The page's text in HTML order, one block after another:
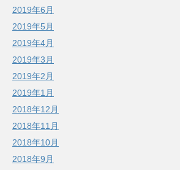
2019年6月
2019年5月
2019年4月
2019年3月
2019年2月
2019年1月
2018年12月
2018年11月
2018年10月
2018年9月